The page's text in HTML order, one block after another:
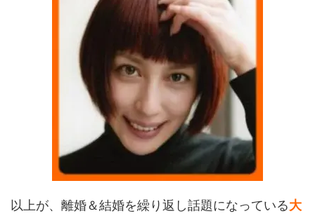
以上が、離婚＆結婚を繰り返し話題になっている大